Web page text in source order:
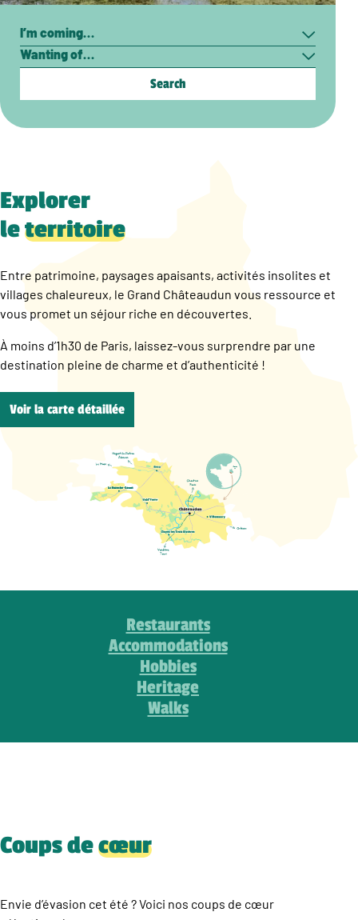
Search
Explorer
leterritoire
Entre patrimoine, paysages apaisants, activités insolites et
villages chaleureux, le Grand Châteaudun vous ressource et
vous promet un séjour riche en découvertes.
À moins d’1h30 de Paris, laissez-vous surprendre par une
destination pleine de charme et d’authenticité !
Voir la carte détaillée
Restaurants
Accommodations
Hobbies
Heritage
Walks
Coups decœur
Envie d’évasion cet été ? Voici nos coups de cœur